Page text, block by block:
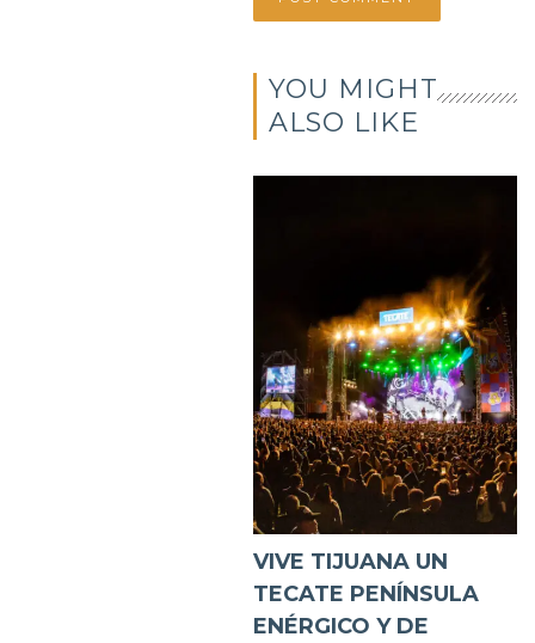
YOU MIGHT
ALSO LIKE
VIVE TIJUANA UN
TECATE PENÍNSULA
ENÉRGICO Y DE